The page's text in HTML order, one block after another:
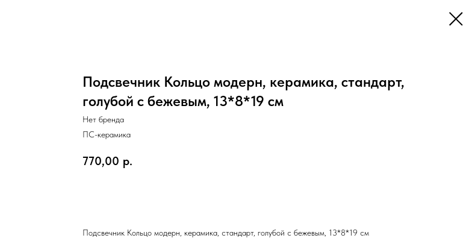
Подсвечник Кольцо модерн, керамика, стандарт,
голубой с бежевым, 13*8*19 см
Нет бренда
ПС-керамика
770,00 р.
Подсвечник Кольцо модерн, керамика, стандарт, голубой с бежевым, 13*8*19 см